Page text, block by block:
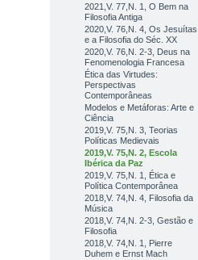
2021,V. 77,N. 1, O Bem na
Filosofia Antiga
2020,V. 76,N. 4, Os Jesuítas
e a Filosofia do Séc. XX
2020,V. 76,N. 2-3, Deus na
Fenomenologia Francesa
Ética das Virtudes:
Perspectivas
Contemporâneas
Modelos e Metáforas: Arte e
Ciência
2019,V. 75,N. 3, Teorias
Políticas Medievais
2019,V. 75,N. 2, Escola
Ibérica da Paz
2019,V. 75,N. 1, Ética e
Política Contemporânea
2018,V. 74,N. 4, Filosofia da
Música
2018,V. 74,N. 2-3, Gestão e
Filosofia
2018,V. 74,N. 1, Pierre
Duhem e Ernst Mach